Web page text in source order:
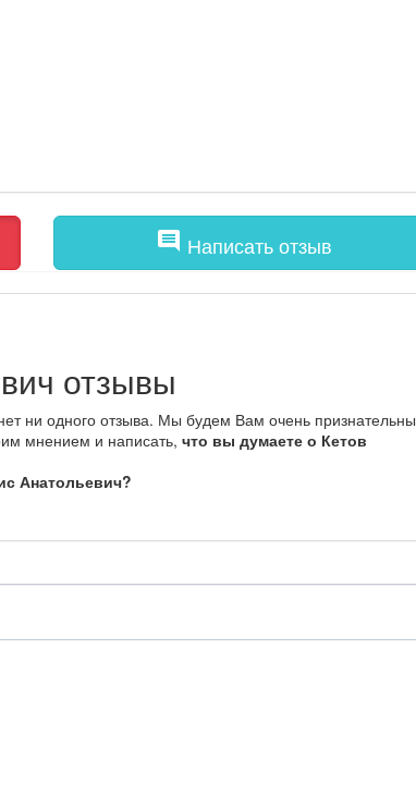
comment Написать отзыв
отзывы
ни одного отзыва. Мы будем Вам очень признательны
мнением и написать, что вы думаете о Кетов
Анатольевич?